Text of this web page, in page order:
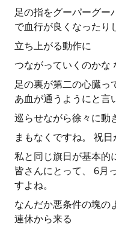
足の指をグーパーグー
で血行が良くなったり
立ち上がる動作に
つながっていくのかな
足の裏が第二の心臓っ
あ血が通うようにと言
巡らせながら徐々に動
まもなくですね。 祝日
私と同じ旗日が基本的
皆さんにとって、 6月
すよね。
なんだか悪条件の塊の
連休から来る